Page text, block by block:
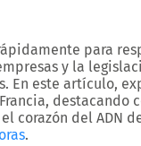
para
y la
En este artículo,
destacando
corazón del ADN
.